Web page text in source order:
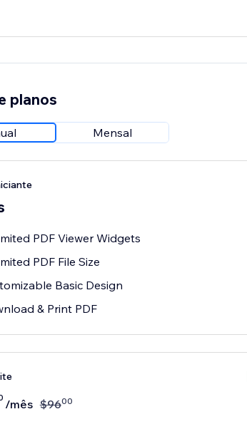
planos
Mensal
PDF Viewer Widgets
PDF File Size
Basic Design
& Print PDF
/mês $9600